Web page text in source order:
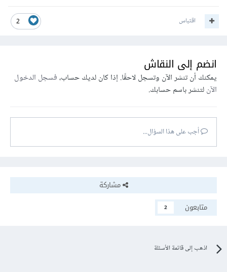
2 اقتباس
انضم إلى النقاش
يمكنك أن تنشر الآن وتسجل لاحقًا. إذا كان لديك حساب،فسجل الدخول
الآنلتنشر باسم حسابك.
أجب على هذا السؤال...
مشاركة
متابعون
2
اذهب إلى قائمة الأسئلة